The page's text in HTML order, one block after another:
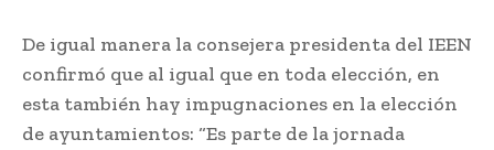
De igual manera la consejera presidenta del IEEN
confirmó que al igual que en toda elección, en
esta también hay impugnaciones en la elección
de ayuntamientos: “Es parte de la jornada